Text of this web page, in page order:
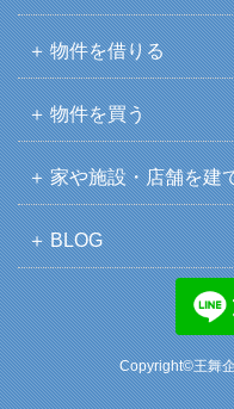
物件を借りる
物件を買う
家や施設・店舗を建
BLOG
Copyright©王舞